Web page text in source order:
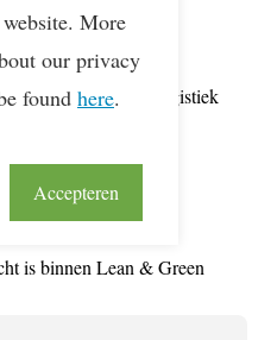
Transport
en tevens logistiek
is binnen Lean & Green
More
our privacy
found here.
Accepteren